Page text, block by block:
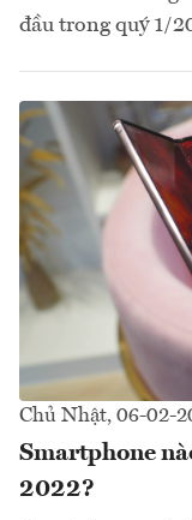
đầu trong quý 1/
Chủ Nhật, 06-02-
Smartphone
2022?